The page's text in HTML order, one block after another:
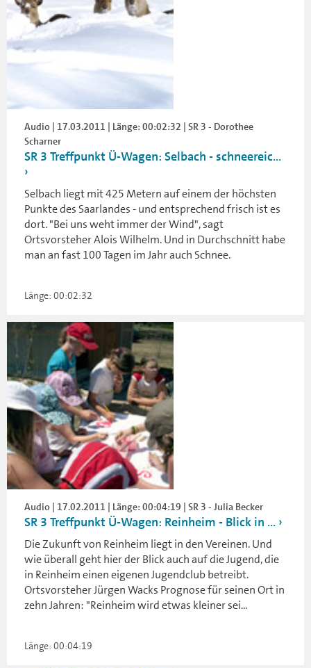
Audio | 17.03.2011 | Länge: 00:02:32 | SR 3 - Dorothee
Scharner
SR 3 Treffpunkt Ü-Wagen: Selbach - schneereic...
Selbach liegt mit 425 Metern auf einem der höchsten
Punkte des Saarlandes - und entsprechend frisch ist es
dort. "Bei uns weht immer der Wind", sagt
Ortsvorsteher Alois Wilhelm. Und in Durchschnitt habe
man an fast 100 Tagen im Jahr auch Schnee.
Länge: 00:02:32
Audio | 17.02.2011 | Länge: 00:04:19 | SR 3 - Julia Becker
SR 3 Treffpunkt Ü-Wagen: Reinheim - Blick in ...
Die Zukunft von Reinheim liegt in den Vereinen. Und
wie überall geht hier der Blick auch auf die Jugend, die
in Reinheim einen eigenen Jugendclub betreibt.
Ortsvorsteher Jürgen Wacks Prognose für seinen Ort in
zehn Jahren: "Reinheim wird etwas kleiner sei...
Länge: 00:04:19